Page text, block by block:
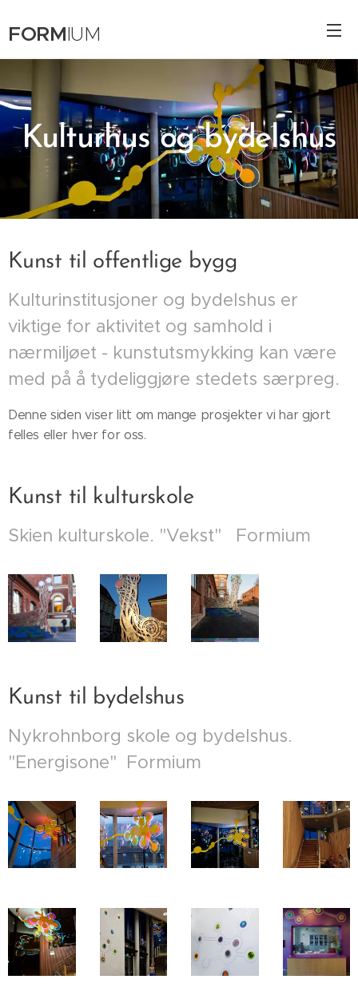
FORMIUM
Kulturhus og bydelshus
Kunst til offentlige bygg
Kulturinstitusjoner og bydelshus er
viktige for aktivitet og samhold i
nærmiljøet - kunstutsmykking kan være
med på å tydeliggjøre stedets særpreg.
Denne siden viser litt om mange prosjekter vi har gjort
felles eller hver for oss.
Kunst til kulturskole
Skien kulturskole. "Vekst" Formium
Kunst til bydelshus
Nykrohnborg skole og bydelshus.
"Energisone" Formium